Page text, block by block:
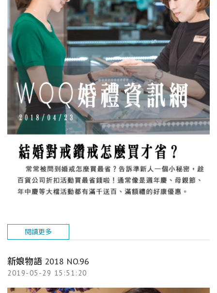
閱讀更多
新娘物語 2018 NO.96
2019-05-29 15:51:20